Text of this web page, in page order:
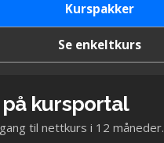
Kurspakker
Se enkeltkurs
på kursportal
til nettkurs i 12 måneder.